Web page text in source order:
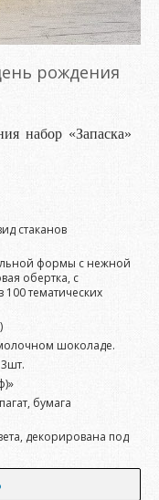
рождения
набор «Запаска»
стаканов
формы с нежной
обертка, с
тематических
шоколаде.
бумага
декорирована под